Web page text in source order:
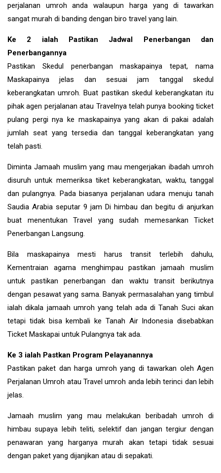
perjalanan umroh anda walaupun harga yang di tawarkan
sangat murah di banding dengan biro travel yang lain.
Ke 2 ialah Pastikan Jadwal Penerbangan dan
Penerbangannya
Pastikan Skedul penerbangan maskapainya tepat, nama
Maskapainya jelas dan sesuai jam tanggal skedul
keberangkatan umroh. Buat pastikan skedul keberangkatan itu
pihak agen perjalanan atau Travelnya telah punya booking ticket
pulang pergi nya ke maskapainya yang akan di pakai adalah
jumlah seat yang tersedia dan tanggal keberangkatan yang
telah pasti.
Diminta Jamaah muslim yang mau mengerjakan ibadah umroh
disuruh untuk memeriksa tiket keberangkatan, waktu, tanggal
dan pulangnya. Pada biasanya perjalanan udara menuju tanah
Saudia Arabia seputar 9 jam Di himbau dan begitu di anjurkan
buat menentukan Travel yang sudah memesankan Ticket
Penerbangan Langsung.
Bila maskapainya mesti harus transit terlebih dahulu,
Kementraian agama menghimpau pastikan jamaah muslim
untuk pastikan penerbangan dan waktu transit berikutnya
dengan pesawat yang sama. Banyak permasalahan yang timbul
ialah dikala jamaah umroh yang telah ada di Tanah Suci akan
tetapi tidak bisa kembali ke Tanah Air Indonesia disebabkan
Ticket Maskapai untuk Pulangnya tak ada.
Ke 3 ialah Pastkan Program Pelayanannya
Pastikan paket dan harga umroh yang di tawarkan oleh Agen
Perjalanan Umroh atau Travel umroh anda lebih terinci dan lebih
jelas.
Jamaah muslim yang mau melakukan beribadah umroh di
himbau supaya lebih teliti, selektif dan jangan tergiur dengan
penawaran yang harganya murah akan tetapi tidak sesuai
dengan paket yang dijanjikan atau di sepakati.